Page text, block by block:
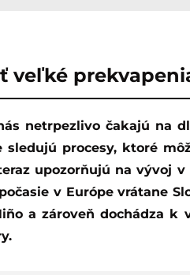
veľké
procesy, ktoré
upozorňujú na vývoj v
v Európe vrátane
a zároveň dochádza k